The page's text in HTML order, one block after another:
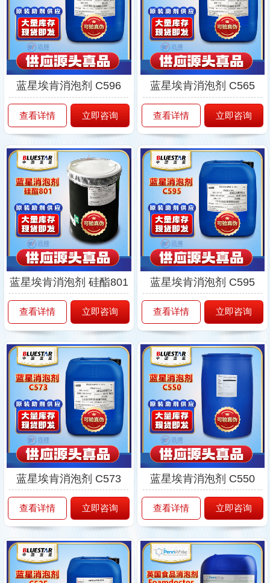
蓝星埃肯消泡剂 C596
查看详情 立即咨询
蓝星埃肯消泡剂 C565
查看详情 立即咨询
蓝星埃肯消泡剂 硅酯801
查看详情 立即咨询
蓝星埃肯消泡剂 C595
查看详情 立即咨询
蓝星埃肯消泡剂 C573
查看详情 立即咨询
蓝星埃肯消泡剂 C550
查看详情 立即咨询